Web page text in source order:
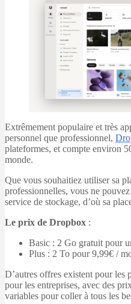
Extrêmement populaire et très
personnel que professionnel,
plateformes, et compte environ
monde.
Que vous souhaitiez utiliser sa
professionnelles, vous ne
service de stockage, d’où sa
Le prix de Dropbox :
Basic : 2 Go gratuit pour
Plus : 2 To pour 9,99€ /
D’autres offres existent pour les
pour les entreprises, avec des
variables pour coller à tous les